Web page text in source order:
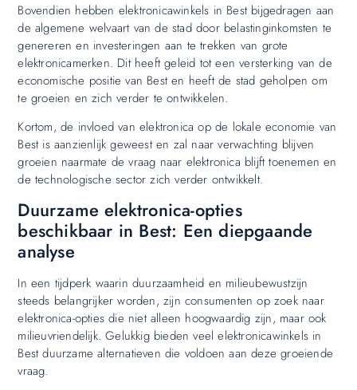
Bovendien hebben elektronicawinkels in Best bijgedragen aan
de algemene welvaart van de stad door belastinginkomsten te
genereren en investeringen aan te trekken van grote
elektronicamerken. Dit heeft geleid tot een versterking van de
economische positie van Best en heeft de stad geholpen om
te groeien en zich verder te ontwikkelen.
Kortom, de invloed van elektronica op de lokale economie van
Best is aanzienlijk geweest en zal naar verwachting blijven
groeien naarmate de vraag naar elektronica blijft toenemen en
de technologische sector zich verder ontwikkelt.
Duurzame elektronica-opties
beschikbaar in Best: Een diepgaande
analyse
In een tijdperk waarin duurzaamheid en milieubewustzijn
steeds belangrijker worden, zijn consumenten op zoek naar
elektronica-opties die niet alleen hoogwaardig zijn, maar ook
milieuvriendelijk. Gelukkig bieden veel elektronicawinkels in
Best duurzame alternatieven die voldoen aan deze groeiende
vraag.